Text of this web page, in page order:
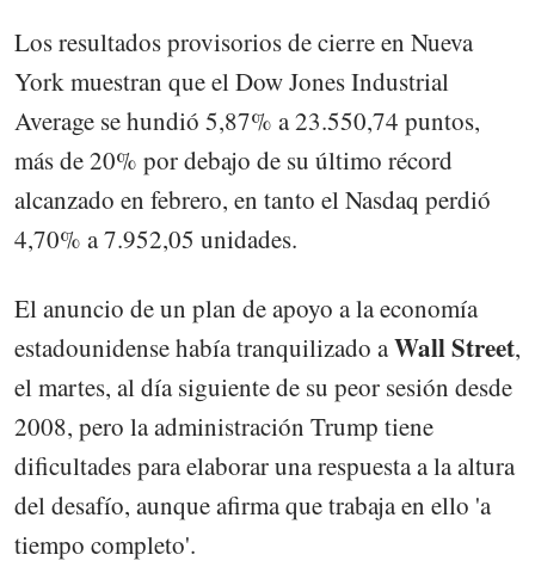
Los resultados provisorios de cierre en Nueva
York muestran que el Dow Jones Industrial
Average se hundió 5,87% a 23.550,74 puntos,
más de 20% por debajo de su último récord
alcanzado en febrero, en tanto el Nasdaq perdió
4,70% a 7.952,05 unidades.
El anuncio de un plan de apoyo a la economía
estadounidense había tranquilizado aWall Street,
el martes, al día siguiente de su peor sesión desde
2008, pero la administración Trump tiene
dificultades para elaborar una respuesta a la altura
del desafío, aunque afirma que trabaja en ello 'a
tiempo completo'.